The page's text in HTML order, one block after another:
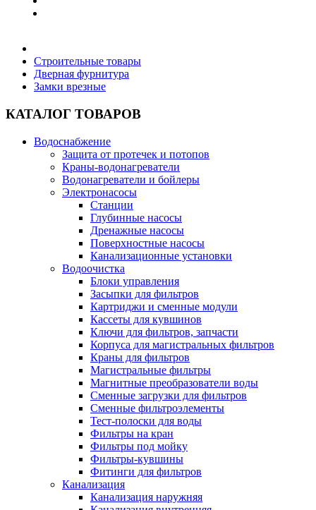
Строительные товары
Все для бани
Полезные статьи
Новости и Акции
Оплата и доставка
Сервис-центр
Строительные товары
Дверная фурнитура
Замки врезные
КАТАЛОГ ТОВАРОВ
Водоснабжение
Защита от протечек и потопов
Краны-водонагреватели
Водонагреватели и бойлеры
Электронасосы
Станции
Глубинные насосы
Дренажные насосы
Поверхностные насосы
Канализационные установки
Водоочистка
Блоки управления
Засыпки для фильтров
Картриджи и сменные модули
Кассеты для кувшинов
Ключи для фильтров, запчасти
Корпуса для магистральных фильтров
Краны для фильтров
Магистральные фильтры
Магнитные преобразователи воды
Сменные загрузки для фильтров
Сменные фильтроэлементы
Тест-полоски для воды
Фильтры на кран
Фильтры под мойку
Фильтры-кувшины
Фитинги для фильтров
Канализация
Канализация наружняя